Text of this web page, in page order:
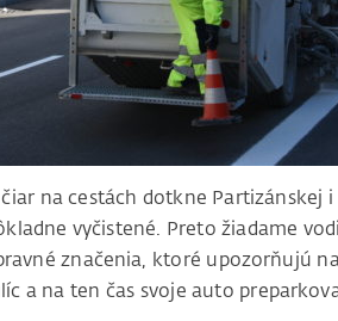
na cestách dotkne Partizánskej
vyčistené. Preto žiadame
značenia, ktoré upozorňujú
a na ten čas svoje auto